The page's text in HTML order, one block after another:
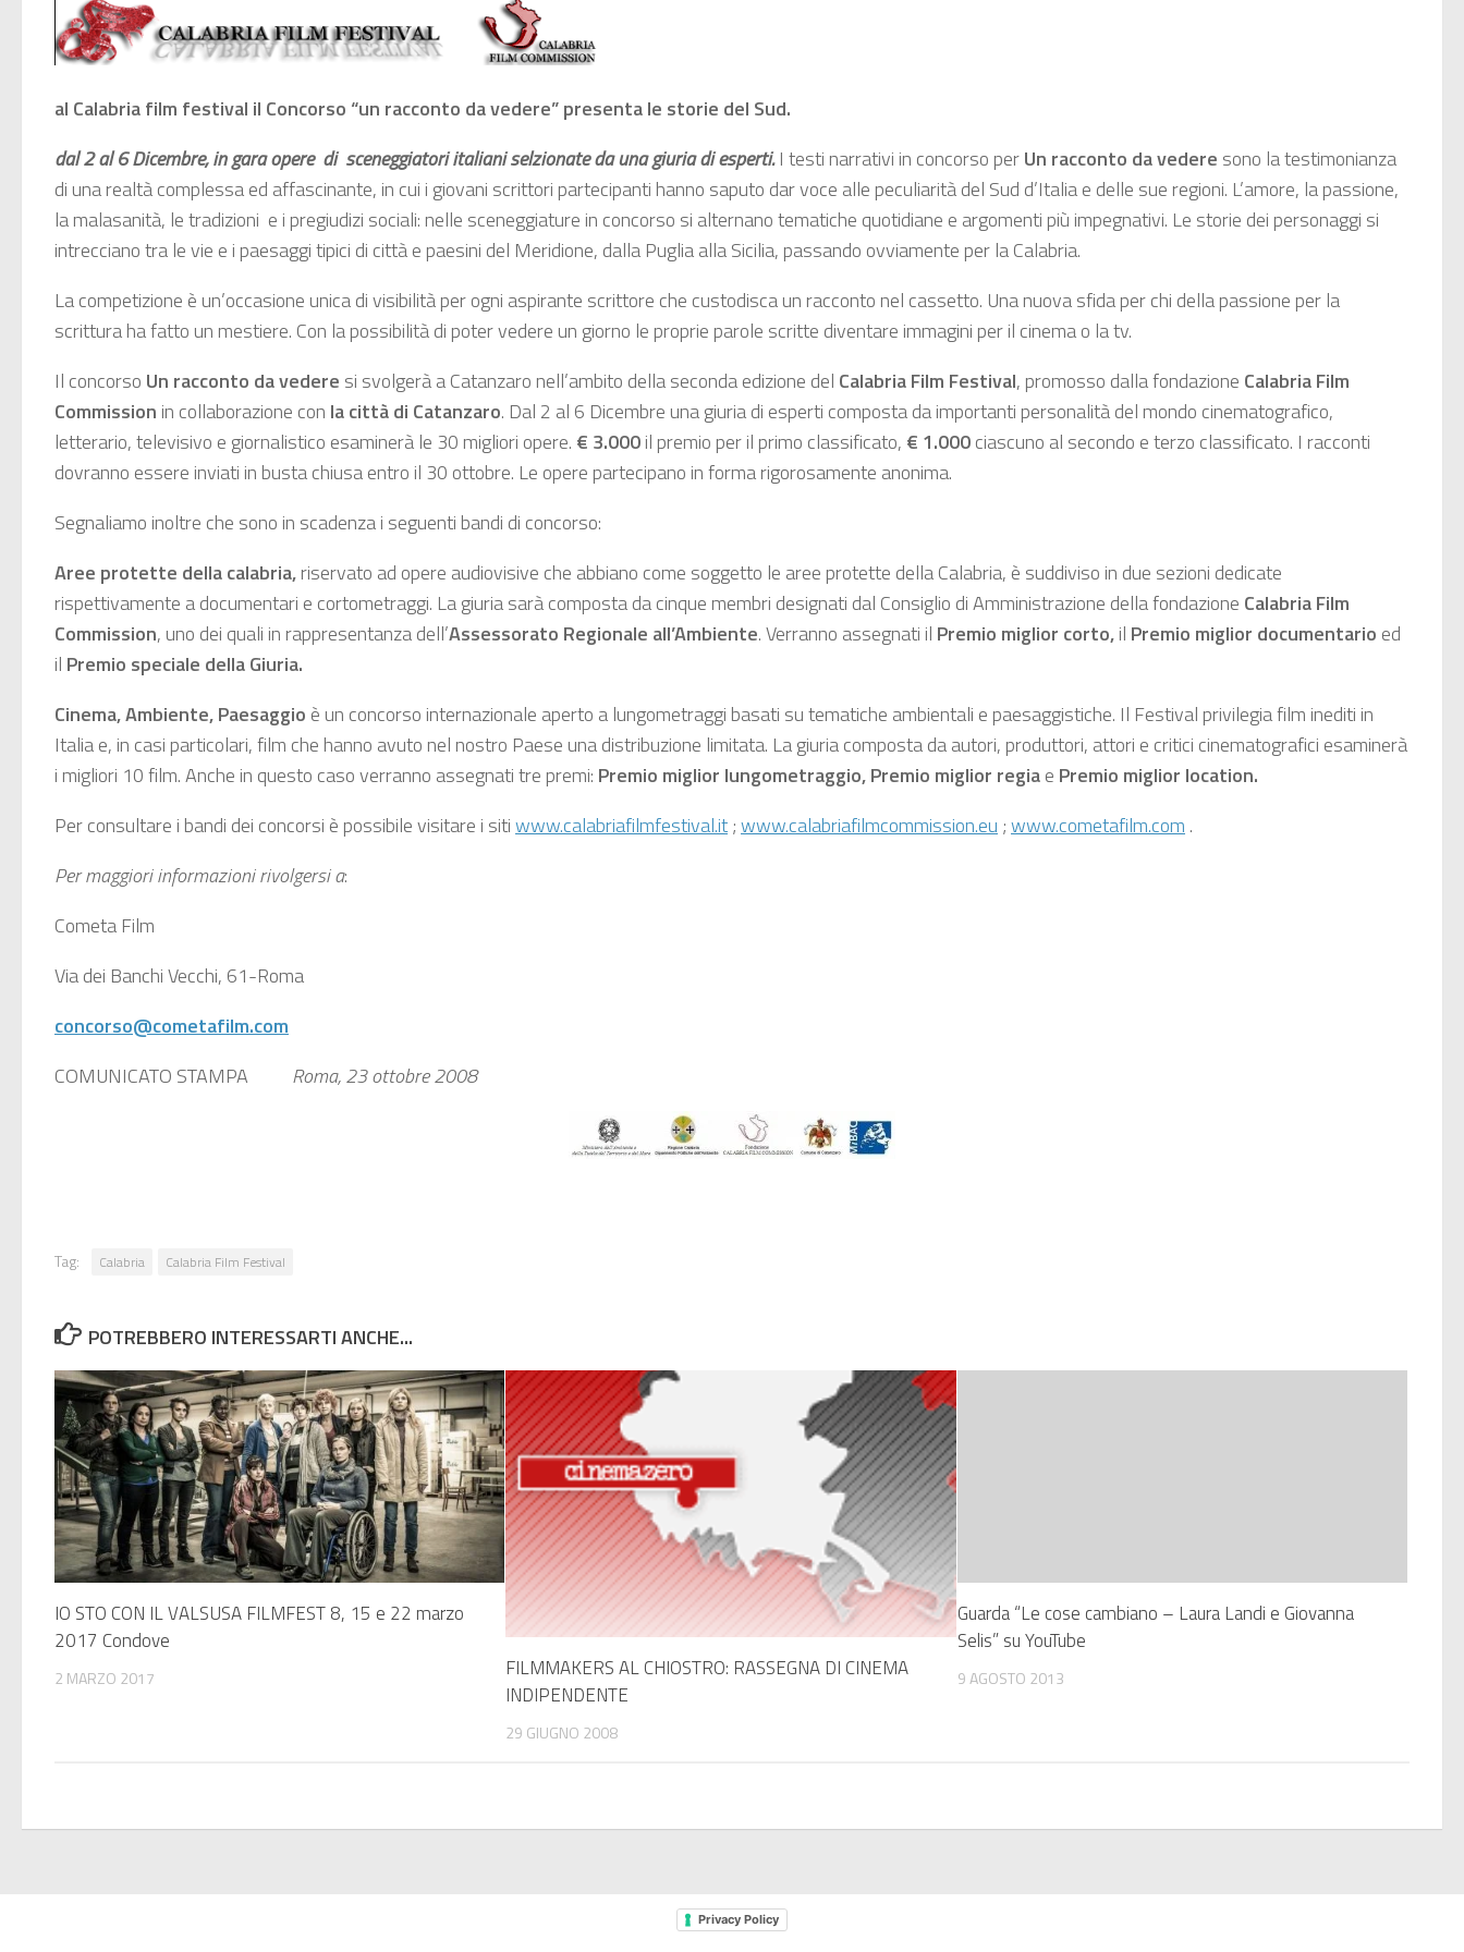
al Calabria film festival il Concorso “un racconto da vedere” presenta le storie del Sud.
dal 2 al 6 Dicembre, in gara opere di sceneggiatori italiani selzionate da una giuria di esperti.I testi narrativi in concorso perUn racconto da vedere sono la testimonianza
di una realtà complessa ed affascinante, in cui i giovani scrittori partecipanti hanno saputo dar voce alle peculiarità del Sud d’Italia e delle sue regioni. L’amore, la passione,
la malasanità, le tradizioni e i pregiudizi sociali: nelle sceneggiature in concorso si alternano tematiche quotidiane e argomenti più impegnativi. Le storie dei personaggi si
intrecciano tra le vie e i paesaggi tipici di città e paesini del Meridione, dalla Puglia alla Sicilia, passando ovviamente per la Calabria.
La competizione è un’occasione unica di visibilità per ogni aspirante scrittore che custodisca un racconto nel cassetto. Una nuova sfida per chi della passione per la
scrittura ha fatto un mestiere. Con la possibilità di poter vedere un giorno le proprie parole scritte diventare immagini per il cinema o la tv.
Il concorso Un racconto da vedere si svolgerà a Catanzaro nell’ambito della seconda edizione del Calabria Film Festival, promosso dalla fondazione Calabria Film
Commission in collaborazione con la città di Catanzaro. Dal 2 al 6 Dicembre una giuria di esperti composta da importanti personalità del mondo cinematografico,
letterario, televisivo e giornalistico esaminerà le 30 migliori opere. € 3.000il premio per il primo classificato, € 1.000ciascuno al secondo e terzo classificato. I racconti
dovranno essere inviati in busta chiusa entro il 30 ottobre. Le opere partecipano in forma rigorosamente anonima.
Segnaliamo inoltre che sono in scadenza i seguenti bandi di concorso:
Aree protette della calabria,riservato ad opere audiovisive che abbiano come soggetto le aree protette della Calabria, è suddiviso in due sezioni dedicate
rispettivamente a documentari e cortometraggi. La giuria sarà composta da cinque membri designati dal Consiglio di Amministrazione della fondazione Calabria Film
Commission, uno dei quali in rappresentanza dell’Assessorato Regionale all’Ambiente. Verranno assegnati il Premio miglior corto,il Premio miglior documentario ed
il Premio speciale della Giuria.
Cinema, Ambiente, Paesaggio è un concorso internazionale aperto a lungometraggi basati su tematiche ambientali e paesaggistiche. Il Festival privilegia film inediti in
Italia e, in casi particolari, film che hanno avuto nel nostro Paese una distribuzione limitata. La giuria composta da autori, produttori, attori e critici cinematografici esaminerà
i migliori 10 film. Anche in questo caso verranno assegnati tre premi: Premio miglior lungometraggio, Premio miglior regiae Premio miglior location.
Per consultare i bandi dei concorsi è possibile visitare i sitiwww.calabriafilmfestival.it;www.calabriafilmcommission.eu ;www.cometafilm.com .
Per maggiori informazioni rivolgersi a:
Cometa Film
Via dei Banchi Vecchi, 61-Roma
concorso@cometafilm.com
COMUNICATO STAMPA Roma, 23 ottobre 2008
Tag: Calabria Calabria Film Festival
POTREBBERO INTERESSARTI ANCHE...
IO STO CON IL VALSUSA FILMFEST 8, 15 e 22 marzo
2017 Condove
2 MARZO 2017
FILMMAKERS AL CHIOSTRO: RASSEGNA DI CINEMA
INDIPENDENTE
29 GIUGNO 2008
Guarda “Le cose cambiano – Laura Landi e Giovanna
Selis” su YouTube
9 AGOSTO 2013
Privacy Policy